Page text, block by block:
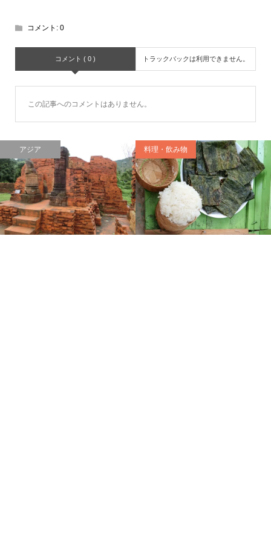
コメント: 0
コメント ( 0 ) トラックバックは利用できません。
この記事へのコメントはありません。
アジア 料理・飲み物